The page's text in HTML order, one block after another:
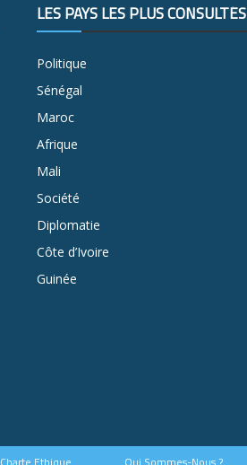
LES PAYS LES PLUS CONSULTÉS
Politique
Sénégal
Maroc
Afrique
Mali
Société
Diplomatie
Côte d’Ivoire
Guinée